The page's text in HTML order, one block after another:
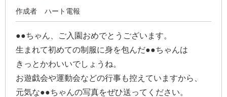
作成者 ハート電報
●●ちゃん、ご入園おめでとうございます。
生まれて初めての制服に身を包んだ●●ちゃんは
きっとかわいいでしょうね。
お遊戯会や運動会などの行事も控えていますから、
元気な●●ちゃんの写真をぜひ送ってください。